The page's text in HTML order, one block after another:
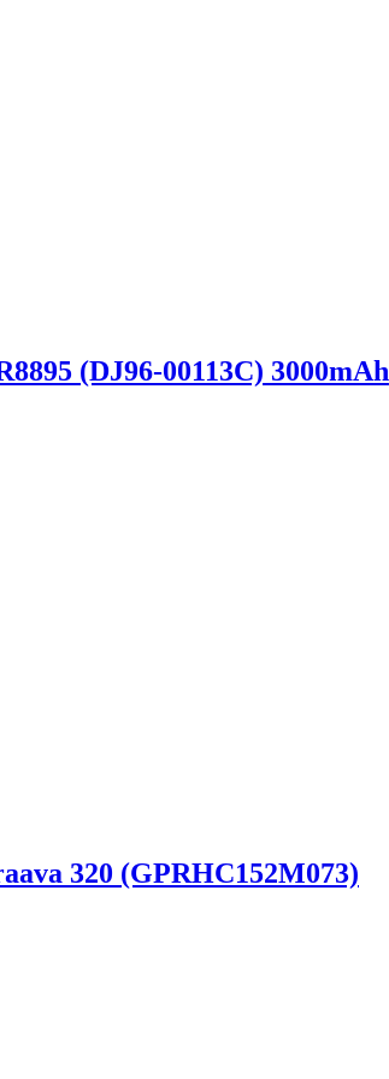
(DJ96-00113С) 3000mAh
320 (GPRHC152M073)